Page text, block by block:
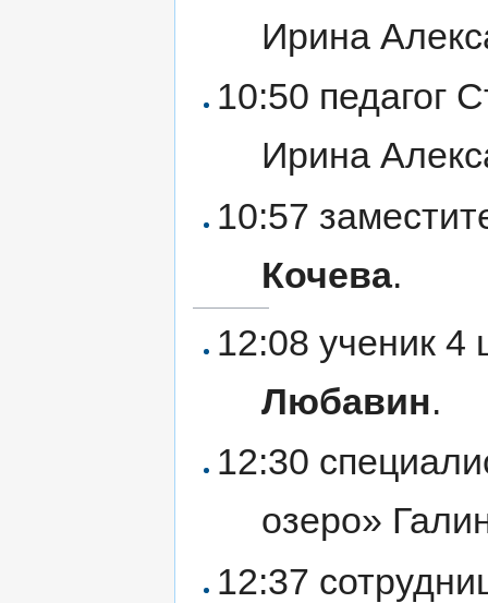
Ирина
10:50 педагог
Ирина
10:57
Кочева.
12:08 ученик
Любавин.
12:30
озеро»
12:37